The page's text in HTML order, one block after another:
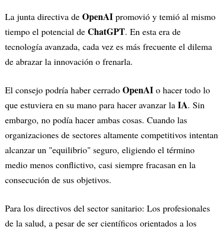
La junta directiva de OpenAI promovió y temió al mismo
tiempo el potencial de ChatGPT. En esta era de
tecnología avanzada, cada vez es más frecuente el dilema
de abrazar la innovación o frenarla.
El consejo podría haber cerrado OpenAI o hacer todo lo
que estuviera en su mano para hacer avanzar la IA. Sin
embargo, no podía hacer ambas cosas. Cuando las
organizaciones de sectores altamente competitivos intentan
alcanzar un "equilibrio" seguro, eligiendo el término
medio menos conflictivo, casi siempre fracasan en la
consecución de sus objetivos.
Para los directivos del sector sanitario: Los profesionales
de la salud, a pesar de ser científicos orientados a los